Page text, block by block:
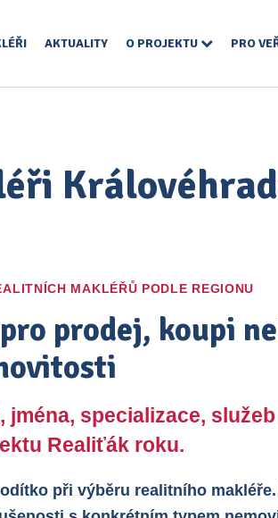
AKTUALITY O PROJEKTU PRO
MAKLÉŘŮ PODLE REGIONU
prodej, koupi
specializace,
Realiťák roku.
při výběru realitního